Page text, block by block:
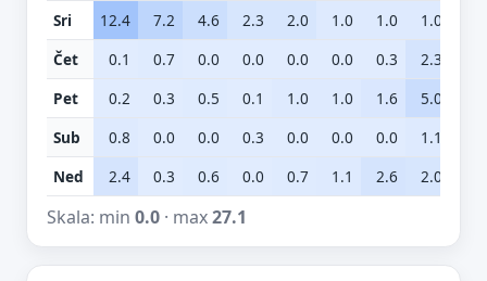
Sri
12.4 7.2 4.6 2.3 2.0 1.0 1.0 1.0
Čet
0.1 0.7 0.0 0.0 0.0 0.0 0.3 2.3
Pet
0.2 0.3 0.5 0.1 1.0 1.0 1.6 5.0
Sub
0.8 0.0 0.0 0.3 0.0 0.0 0.0 1.1
Ned
2.4 0.3 0.6 0.0 0.7 1.1 2.6 2.0
Skala: min 0.0· max27.1